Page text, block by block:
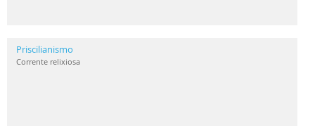
Priscilianismo
Corrente relixiosa